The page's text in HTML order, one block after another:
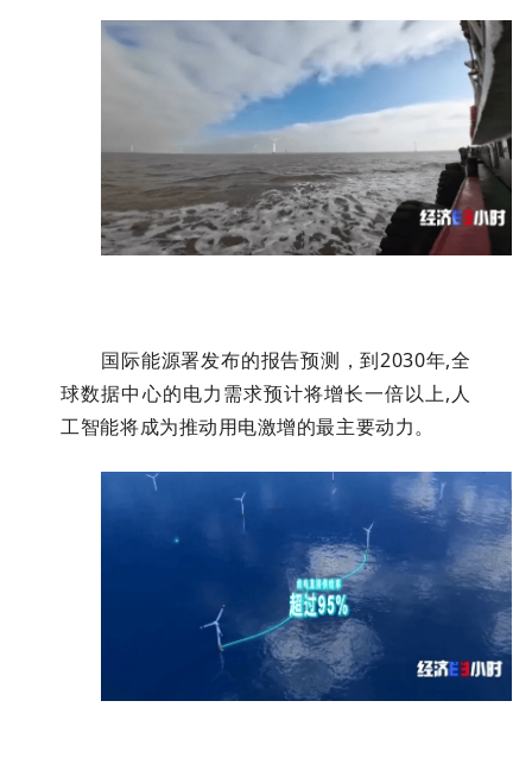
国际能源署发布的报告预测，到2030年,全
球数据中心的电力需求预计将增长一倍以上,人
工智能将成为推动用电激增的最主要动力。